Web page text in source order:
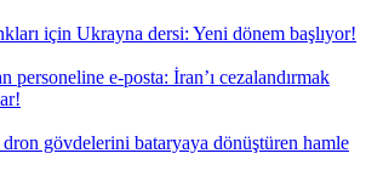
için Ukrayna dersi: Yeni dönem başlıyor!
personeline e-posta: İran’ı cezalandırmak
gövdelerini bataryaya dönüştüren hamle